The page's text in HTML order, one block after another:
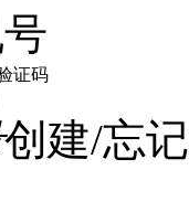
证码
创建/忘